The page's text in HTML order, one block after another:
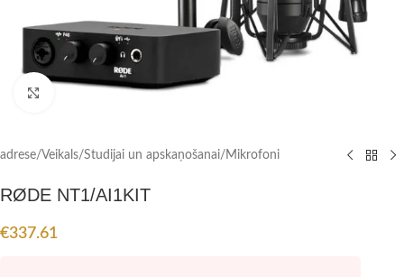
Click to enlarge
adrese/Veikals/Studijai un apskaņošanai/ Mikrofoni
RØDE NT1/AI1KIT
€337.61